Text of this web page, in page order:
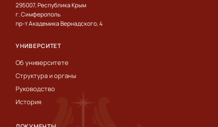
295007, Республика Крым
г. Симферополь
пр-т Академика Вернадского, 4
УНИВЕРСИТЕТ
Об университете
Структура и органы
Руководство
История